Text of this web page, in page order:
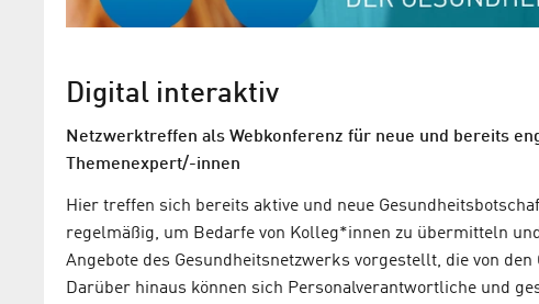
Digital interaktiv
Netzwerktreffen als Webkonferenz für neue und bereits
Themenexpert/-innen
Hier treffen sich bereits aktive und neue
regelmäßig, um Bedarfe von Kolleg*innen zu übermitteln
Angebote des Gesundheitsnetzwerks vorgestellt, die von
Darüber hinaus können sich Personalverantwortliche und